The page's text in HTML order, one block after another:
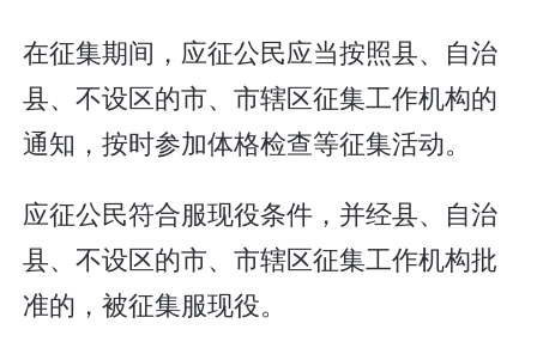
在征集期间，应征公民应当按照县、自治
县、不设区的市、市辖区征集工作机构的
通知，按时参加体格检查等征集活动。
应征公民符合服现役条件，并经县、自治
县、不设区的市、市辖区征集工作机构批
准的，被征集服现役。